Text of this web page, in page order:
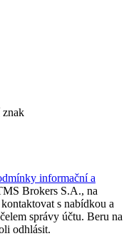
znak
informační a
Brokers S.A., na
s nabídkou a
správy účtu. Beru na
odhlásit.